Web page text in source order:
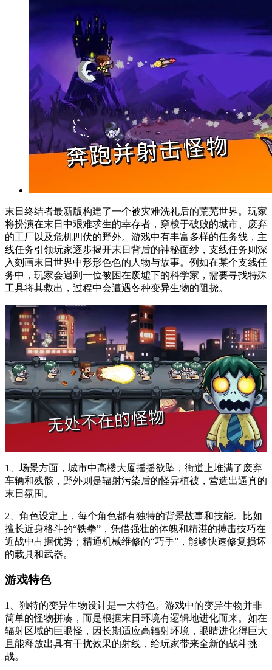
末日终结者最新版构建了一个被灾难洗礼后的荒芜世界。玩家
将扮演在末日中艰难求生的幸存者，穿梭于破败的城市、废弃
的工厂以及危机四伏的野外。游戏中有丰富多样的任务线，主
线任务引领玩家逐步揭开末日背后的神秘面纱，支线任务则深
入刻画末日世界中形形色色的人物与故事。例如在某个支线任
务中，玩家会遇到一位被困在废墟下的科学家，需要寻找特殊
工具将其救出，过程中会遭遇各种变异生物的阻挠。
1、场景方面，城市中高楼大厦摇摇欲坠，街道上堆满了废弃
车辆和残骸，野外则是辐射污染后的怪异植被，营造出逼真的
末日氛围。
2、角色设定上，每个角色都有独特的背景故事和技能。比如
擅长近身格斗的“铁拳”，凭借强壮的体魄和精湛的搏击技巧在
近战中占据优势；精通机械维修的“巧手”，能够快速修复损坏
的载具和武器。
游戏特色
1、独特的变异生物设计是一大特色。游戏中的变异生物并非
简单的怪物拼凑，而是根据末日环境有逻辑地进化而来。如在
辐射区域的巨眼怪，因长期适应高辐射环境，眼睛进化得巨大
且能释放出具有干扰效果的射线，给玩家带来全新的战斗挑
战。